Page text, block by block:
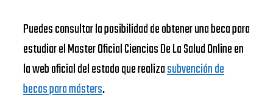
Puedes consultar la posibilidad de obtener una beca para
estudiar el Master Oficial Ciencias De La Salud Online en
la web oficial del estado que realizasubvención de
becas para másters.